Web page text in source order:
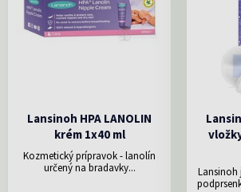
Lansinoh HPA LANOLIN
krém 1x40 ml
Kozmetický prípravok - lanolín
určený na bradavky...
Lansinoh